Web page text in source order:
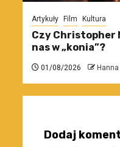
Artykuły Film Kultura
Czy Christopher
nas w „konia”?
01/08/2026
Dodaj